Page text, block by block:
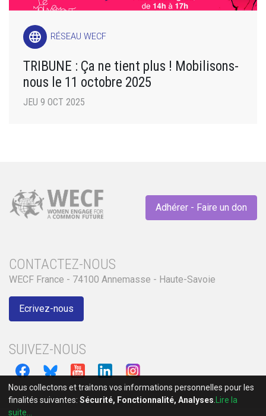
language RÉSEAU WECF
TRIBUNE : Ça ne tient plus ! Mobilisons-
nous le 11 octobre 2025
JEU 9 OCT 2025
Adhérer - Faire un don
CONTACTEZ-NOUS
WECF France - 74100 Annemasse - Haute-Savoie
Ecrivez-nous
SUIVEZ-NOUS
Nous collectons et traitons vos informations personnelles pour les
finalités suivantes: Sécurité, Fonctionnalité, Analyses
Lire la
suite...